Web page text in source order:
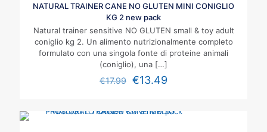
NATURAL TRAINER CANE NO GLUTEN MINI CONIGLIO
KG 2 new pack
Natural trainer sensitive NO GLUTEN small & toy adult
coniglio kg 2. Un alimento nutrizionalmente completo
formulato con una singola fonte di proteine animali
(coniglio), una […]
€17.99 €13.49